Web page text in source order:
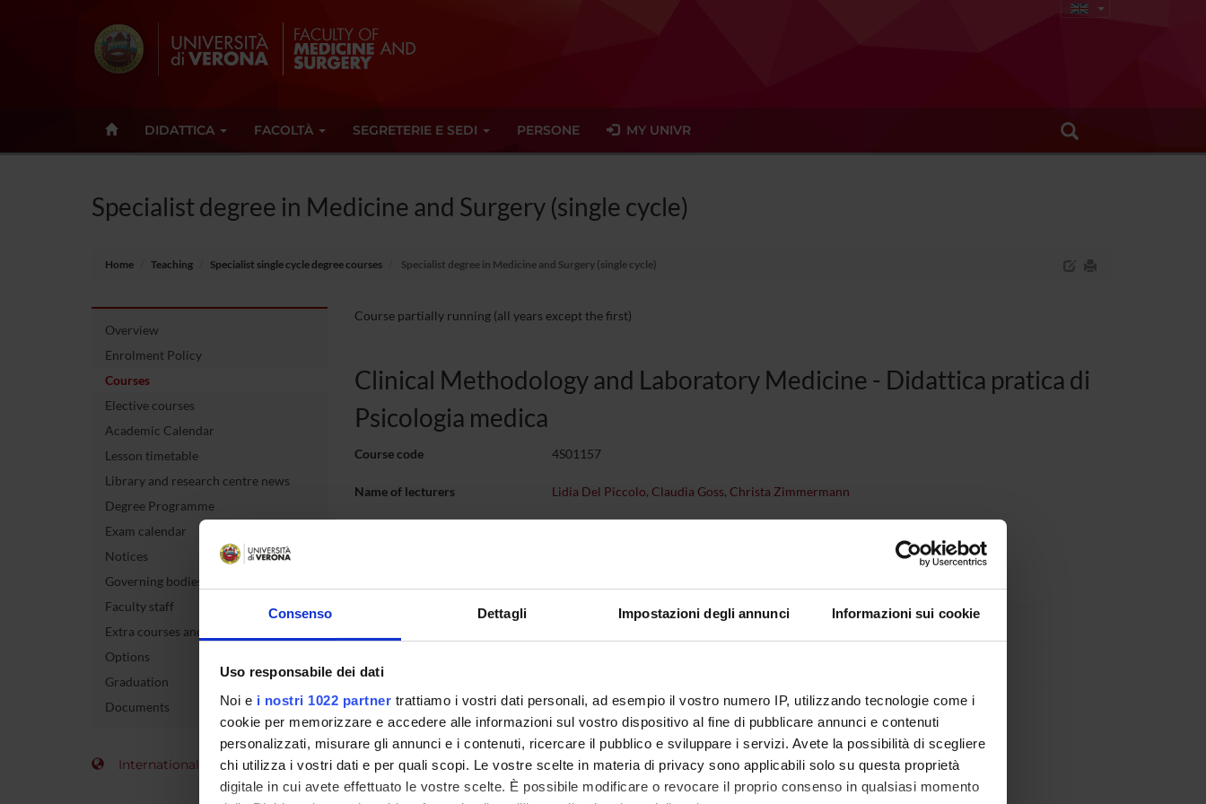
Consenso Dettagli Impostazioni degli annunci Informazioni sui cookie
Uso responsabile dei dati
Noi e i nostri 1022 partner trattiamo i vostri dati personali, ad esempio il vostro numero IP, utilizzando tecnologie come i
cookie per memorizzare e accedere alle informazioni sul vostro dispositivo al fine di pubblicare annunci e contenuti
personalizzati, misurare gli annunci e i contenuti, ricercare il pubblico e sviluppare i servizi. Avete la possibilità di scegliere
chi utilizza i vostri dati e per quali scopi. Le vostre scelte in materia di privacy sono applicabili solo su questa proprietà
digitale in cui avete effettuato le vostre scelte. È possibile modificare o revocare il proprio consenso in qualsiasi momento
DIDATTICA FACOLTÀ SEGRETERIE E SEDI PERSONE MY UNIVR
Specialist degree in Medicine and Surgery (single cycle)
Home Teaching Specialist single cycle degree courses Specialist degree in Medicine and Surgery (single cycle)
Overview
Enrolment Policy
Courses
Elective courses
Academic Calendar
Lesson timetable
Library and research centre news
Degree Programme
Exam calendar
Notices
Governing bodies
Faculty staff
Extra courses and activities
Options
Graduation
Documents
International Students
Course partially running (all years except the first)
Clinical Methodology and Laboratory Medicine - Didattica pratica di
Psicologia medica
Course code 4S01157
Name of lecturers Lidia Del Piccolo, Claudia Goss, Christa Zimmermann
Language of instruction
Period Lessonsdal Oct 3, 2005 al Dec 22, 2005.
To show the organization of the course that includes this module, follow this link Course organization